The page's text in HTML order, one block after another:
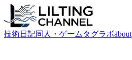
技術日記同人・ゲーム タグラボabout